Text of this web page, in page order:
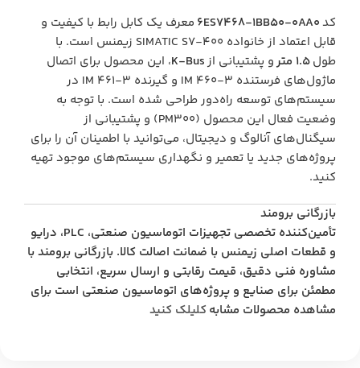
کد6ES7468-1BB50-0AA0 معرف یک کابل رابط با کیفیت و
قابل اعتماد از خانواده SIMATIC S7-400 زیمنس است. با
طول۱.۵ متر و پشتیبانی از K-Bus، این محصول برای اتصال
ماژول‌های فرستنده IM 460-3 و گیرنده IM 461-3 در
سیستم‌های توسعه راه‌دور طراحی شده است. با توجه به
وضعیت فعال این محصول (PM300) و پشتیبانی از
سیگنال‌های آنالوگ و دیجیتال، می‌توانید با اطمینان آن را برای
پروژه‌های جدید یا تعمیر و نگهداری سیستم‌های موجود تهیه
کنید.
بازرگانی برومند
تأمین‌کننده تخصصی تجهیزات اتوماسیون صنعتی، PLC، درایو
و قطعات اصلی زیمنس با ضمانت اصالت کالا. بازرگانی برومند با
مشاوره فنی دقیق، قیمت رقابتی و ارسال سریع، انتخابی
مطمئن برای صنایع و پروژه‌های اتوماسیون صنعتی است برای
مشاهده محصولات مشابه کلیلک کنید